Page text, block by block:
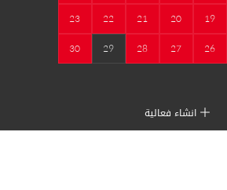
19
20
21
22
23
26
27
28
29
30
انشاء فعالية